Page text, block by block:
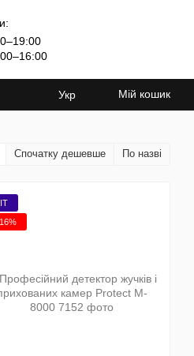
Укр Мій кошик
Спочатку дешевше По назві